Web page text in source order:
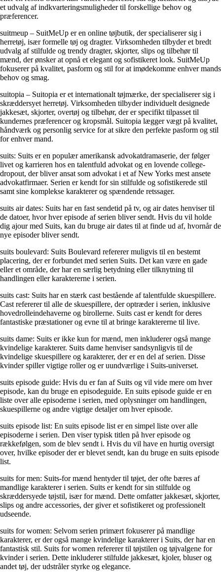
et udvalg af indkvarteringsmuligheder til forskellige behov og
præferencer.
suitmeup – SuitMeUp er en online tøjbutik, der specialiserer sig i
herretøj, især formelle tøj og dragter. Virksomheden tilbyder et bredt
udvalg af stilfulde og trendy dragter, skjorter, slips og tilbehør til
mænd, der ønsker at opnå et elegant og sofistikeret look. SuitMeUp
fokuserer på kvalitet, pasform og stil for at imødekomme enhver mands
behov og smag.
suitopia – Suitopia er et internationalt tøjmærke, der specialiserer sig i
skræddersyet herretøj. Virksomheden tilbyder individuelt designede
jakkesæt, skjorter, overtøj og tilbehør, der er specifikt tilpasset til
kundernes præferencer og kropsmål. Suitopia lægger vægt på kvalitet,
håndværk og personlig service for at sikre den perfekte pasform og stil
for enhver mand.
suits: Suits er en populær amerikansk advokatdramaserie, der følger
livet og karrieren hos en talentfuld advokat og en lovende college-
dropout, der bliver ansat som advokat i et af New Yorks mest ansete
advokatfirmaer. Serien er kendt for sin stilfulde og sofistikerede stil
samt sine komplekse karakterer og spændende retssager.
suits air dates: Suits har en fast sendetid på tv, og air dates henviser til
de datoer, hvor hver episode af serien bliver sendt. Hvis du vil holde
dig ajour med Suits, kan du bruge air dates til at finde ud af, hvornår de
nye episoder bliver sendt.
suits boulevard: Suits Boulevard refererer muligvis til en bestemt
placering, der er forbundet med serien Suits. Det kan være en gade
eller et område, der har en særlig betydning eller tilknytning til
handlingen eller karaktererne i serien.
suits cast: Suits har en stærk cast bestående af talentfulde skuespillere.
Cast refererer til alle de skuespillere, der optræder i serien, inklusive
hovedrolleindehaverne og birollerne. Suits cast er kendt for deres
fantastiske præstationer og evne til at bringe karaktererne til live.
suits dame: Suits er ikke kun for mænd, men inkluderer også mange
kvindelige karakterer. Suits dame henviser sandsynligvis til de
kvindelige skuespillere og karakterer, der er en del af serien. Disse
kvinder spiller vigtige roller og er uundværlige i Suits-universet.
suits episode guide: Hvis du er fan af Suits og vil vide mere om hver
episode, kan du bruge en episodeguide. En suits episode guide er en
liste over alle episoderne i serien, med oplysninger om handlingen,
skuespillerne og andre vigtige detaljer om hver episode.
suits episode list: En suits episode list er en simpel liste over alle
episoderne i serien. Den viser typisk titlen på hver episode og
rækkefølgen, som de blev sendt i. Hvis du vil have en hurtig oversigt
over, hvilke episoder der er blevet sendt, kan du bruge en suits episode
list.
suits for men: Suits-for mænd hentyder til tøjet, der ofte bæres af
mandlige karakterer i serien. Suits er kendt for sin stilfulde og
skræddersyede tøjstil, især for mænd. Dette omfatter jakkesæt, skjorter,
slips og andre accessories, der giver et sofistikeret og professionelt
udseende.
suits for women: Selvom serien primært fokuserer på mandlige
karakterer, er der også mange kvindelige karakterer i Suits, der har en
fantastisk stil. Suits for women refererer til tøjstilen og tøjvalgene for
kvinder i serien. Dette inkluderer stilfulde jakkesæt, kjoler, bluser og
andet tøj, der udstråler styrke og elegance.